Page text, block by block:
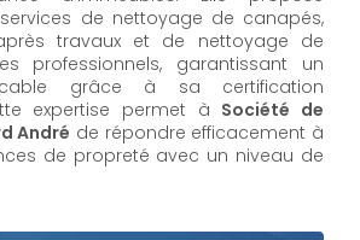
de nettoyage de canapés,
travaux et de nettoyage de
professionnels, garantissant un
grâce à sa certification
expertise permet à Société de
André de répondre efficacement à
de propreté avec un niveau de